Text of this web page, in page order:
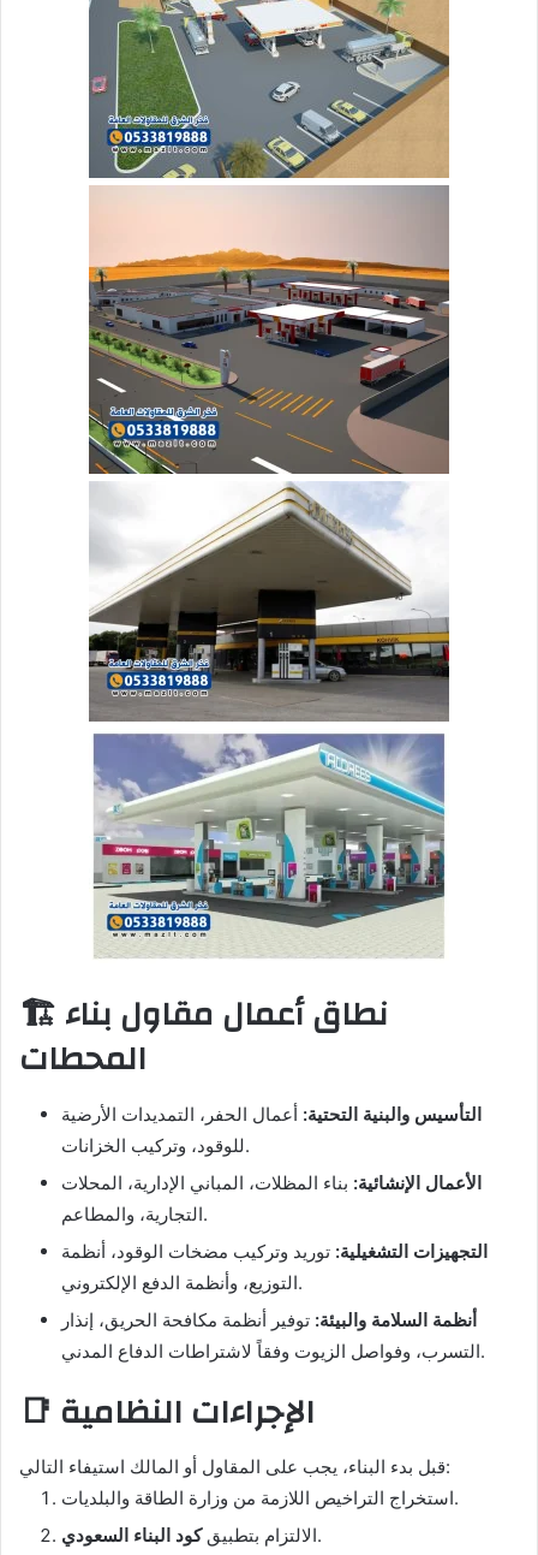
🏗️ نطاق أعمال مقاول بناء
المحطات
التأسيس والبنية التحتية: أعمال الحفر، التمديدات الأرضية
للوقود، وتركيب الخزانات.
الأعمال الإنشائية: بناء المظلات، المباني الإدارية، المحلات
التجارية، والمطاعم.
التجهيزات التشغيلية: توريد وتركيب مضخات الوقود، أنظمة
التوزيع، وأنظمة الدفع الإلكتروني.
أنظمة السلامة والبيئة: توفير أنظمة مكافحة الحريق، إنذار
التسرب، وفواصل الزيوت وفقاً لاشتراطات الدفاع المدني.
📑 الإجراءات النظامية
قبل بدء البناء، يجب على المقاول أو المالك استيفاء التالي:
استخراج التراخيص اللازمة من وزارة الطاقة والبلديات.
الالتزام بتطبيقكود البناء السعودي
.